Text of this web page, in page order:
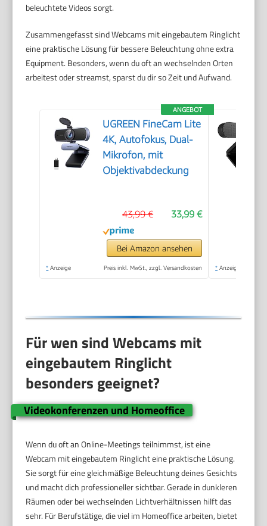
beleuchtete Videos sorgt.
Zusammengefasst sind Webcams mit eingebautem Ringlicht
eine praktische Lösung für bessere Beleuchtung ohne extra
Equipment. Besonders, wenn du oft an wechselnden Orten
arbeitest oder streamst, sparst du dir so Zeit und Aufwand.
ANGEBOT
UGREEN FineCam Lite
4K, Autofokus, Dual-
Mikrofon, mit
Objektivabdeckung
33,99 €
43,99 €
Bei Amazon ansehen
* Anzeige Preis inkl. MwSt., zzgl. Versandkosten * Anzeige
Für wen sind Webcams mit
eingebautem Ringlicht
besonders geeignet?
Videokonferenzen und Homeoffice
Wenn du oft an Online-Meetings teilnimmst, ist eine
Webcam mit eingebautem Ringlicht eine praktische Lösung.
Sie sorgt für eine gleichmäßige Beleuchtung deines Gesichts
und macht dich professioneller sichtbar. Gerade in dunkleren
Räumen oder bei wechselnden Lichtverhältnissen hilft das
sehr. Für Berufstätige, die viel im Homeoffice arbeiten, bietet